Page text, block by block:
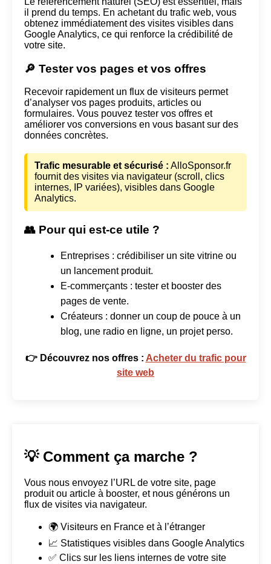
il prend du temps. En achetant du trafic web, vous
obtenez immédiatement des visites visibles dans
Google Analytics, ce qui renforce la crédibilité de
votre site.
🔎 Tester vos pages et vos offres
Recevoir rapidement un flux de visiteurs permet
d’analyser vos pages produits, articles ou
formulaires. Vous pouvez tester vos offres et
améliorer vos conversions en vous basant sur des
données concrètes.
Trafic mesurable et sécurisé : AlloSponsor.fr
fournit des visites via navigateur (scroll, clics
internes, IP variées), visibles dans Google
Analytics.
👥 Pour qui est-ce utile ?
Entreprises : crédibiliser un site vitrine ou
un lancement produit.
E-commerçants : tester et booster des
pages de vente.
Créateurs : donner un coup de pouce à un
blog, une radio en ligne, un projet perso.
👉 Découvrez nos offres : Acheter du trafic pour
site web
💡 Comment ça marche ?
Vous nous envoyez l’URL de votre site, page
produit ou article à booster, et nous générons un
flux de visites via navigateur.
🌍 Visiteurs en France et à l’étranger
📈 Statistiques visibles dans Google Analytics
✅ Clics sur les liens internes de votre site